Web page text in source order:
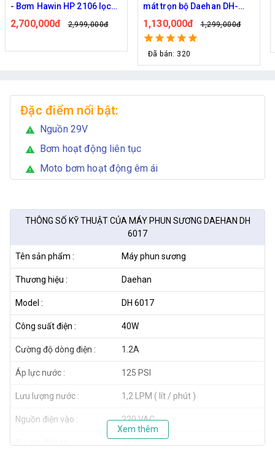
- Bơm Hawin HP 2106 lọc
rác 50M dây
2,700,000đ 2,999,000đ
mát trọn bộ Daehan DH-
6017 20 béc
1,130,000đ 1,299,000đ
Đã bán: 320
Đặc điểm nổi bật:
warning Nguồn 29V
warning Bơm hoạt động liên tục
warning Moto bơm hoạt động êm ái
THÔNG SỐ KỸ THUẬT CỦA MÁY PHUN SƯƠNG DAEHAN DH
6017
Tên sản phẩm : Máy phun sương
Thương hiệu : Daehan
Model : DH 6017
Công suất điện : 40W
Cường độ dòng điện : 1.2A
Áp lực nước : 125 PSI
Lưu lượng nước : 1,2 LPM ( lít / phút )
Nguồn điện vào : 220 VAC
24VDC
Xem thêm